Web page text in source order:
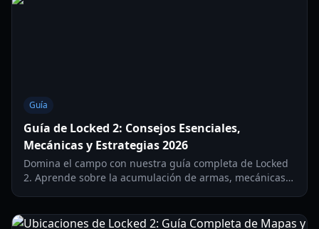
Guía
Guía de Locked 2: Consejos Esenciales,
Mecánicas y Estrategias 2026
Domina el campo con nuestra guía completa de Locked
2. Aprende sobre la acumulación de armas, mecánicas